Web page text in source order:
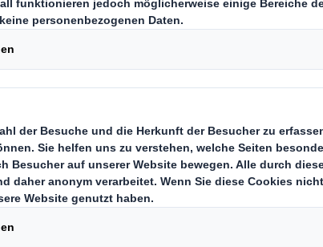
und Druckereien rund um
, Binde- und
Jahres liefert der
WIRE Sortiment in einer
Verpackung.
ist das von DS Smith
ersetzt die bis dato im
aus Kunststoff.